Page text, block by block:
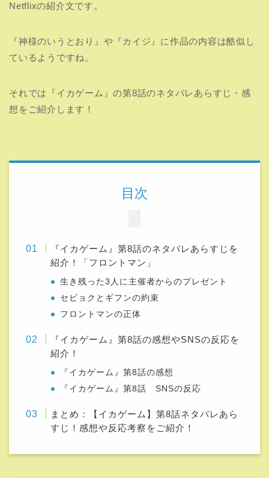
Netflixの紹介文です。
『神様のいうとおり』や『カイジ』に作品の内容は酷似し
ているようですね。
それでは『イカゲーム』の第8話のネタバレあらすじ・感
想をご紹介します！
目次
『イカゲーム』第8話のネタバレあらすじを
紹介！「フロントマン」
生き残った3人に主催者からのプレゼント
セビョクとギフンの約束
フロントマンの正体
『イカゲーム』第8話の感想やSNSの反応を
紹介！
『イカゲーム』第8話の感想
『イカゲーム』第8話 SNSの反応
まとめ：【イカゲーム】第8話ネタバレあら
すじ！感想や反応考察をご紹介！